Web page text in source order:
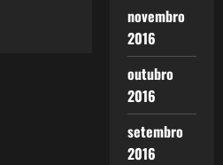
novembro
2016
outubro
2016
setembro
2016